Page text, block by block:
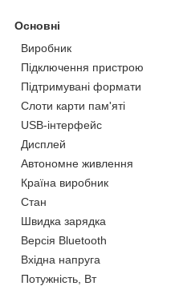
Основні
Виробник
Підключення пристрою
Підтримувані формати
Слоти карти пам'яті
USB-інтерфейс
Дисплей
Автономне живлення
Країна виробник
Стан
Швидка зарядка
Версія Bluetooth
Вхідна напруга
Потужність, Вт